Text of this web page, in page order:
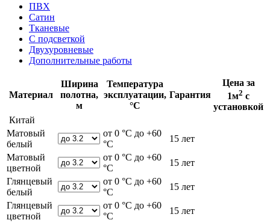
ПВХ
Сатин
Тканевые
С подсветкой
Двухуровневые
Дополнительные работы
Материал
Ширина
полотна,
м
Температура
эксплуатации,
°С
Гарантия
Цена за
1м2 с
установкой
Китай
Матовый
белый
от 0 °С до +60
°С
15 лет
Матовый
цветной
от 0 °С до +60
°С
15 лет
Глянцевый
белый
от 0 °С до +60
°С
15 лет
Глянцевый
цветной
от 0 °С до +60
°С
15 лет